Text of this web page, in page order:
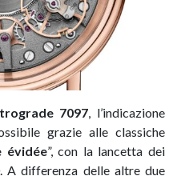
7097 , l’indicazione
grazie alle classiche
évidée”, con la lancetta dei
A differenza delle altre due